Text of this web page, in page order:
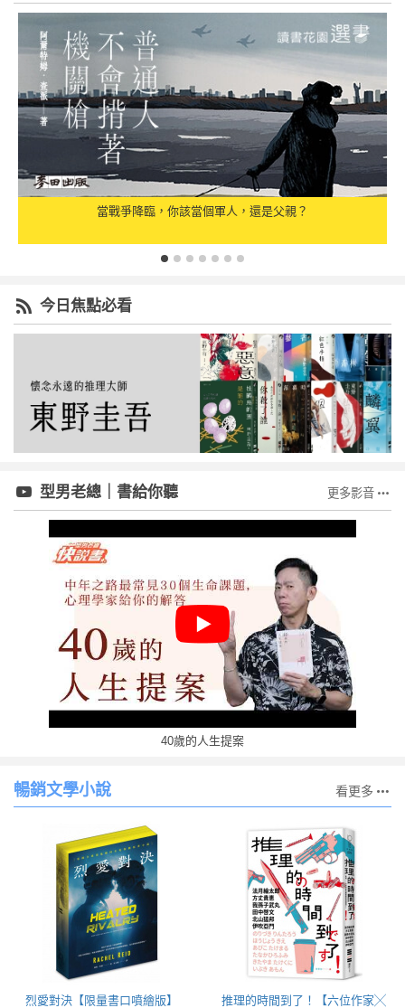
當戰爭降臨，你該當個軍人，還是父親？
今日焦點必看
型男老總｜書給你聽 更多影音
40歲的人生提案
暢銷文學小說 看更多
烈愛對決【限量書口噴繪版】
推理的時間到了！【六位作家╳